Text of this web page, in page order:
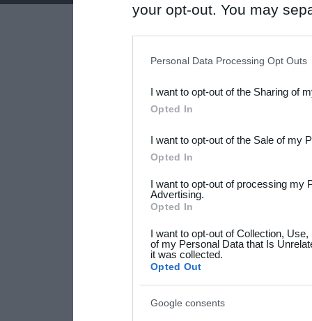
your opt-out. You may
Downstream Participants
third parties.
Please note that this
not limited to your visit or
grant or deny consent to
your data for below
consent section.
Personal Data Processing Opt Outs
I want to opt-out of the Sharing of
Opted In
I want to opt-out of the Sale of my
Opted In
I want to opt-out of processing my
Advertising.
Opted In
I want to opt-out of Collection,
of my Personal Data that Is
it was collected.
Opted Out
Google consents